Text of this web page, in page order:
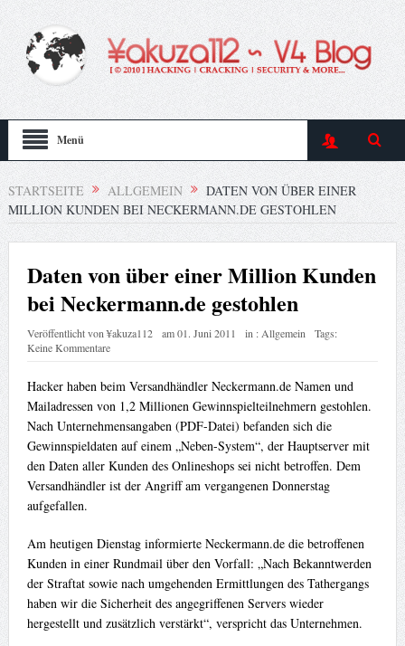
Menü
STARTSEITE ALLGEMEIN
DATEN VON ÜBER EINER
MILLION KUNDEN BEI NECKERMANN.DE GESTOHLEN
Daten von über einer Million Kunden
bei Neckermann.de gestohlen
Veröffentlicht von¥akuza112 am01. Juni 2011 in : Allgemein
Tags:
Keine Kommentare
Hacker haben beim Versandhändler Neckermann.de Namen und
Mailadressen von 1,2 Millionen Gewinnspielteilnehmern gestohlen.
Nach Unternehmensangaben (PDF-Datei) befanden sich die
Gewinnspieldaten auf einem „Neben-System“, der Hauptserver mit
den Daten aller Kunden des Onlineshops sei nicht betroffen. Dem
Versandhändler ist der Angriff am vergangenen Donnerstag
aufgefallen.
Am heutigen Dienstag informierte Neckermann.de die betroffenen
Kunden in einer Rundmail über den Vorfall: „Nach Bekanntwerden
der Straftat sowie nach umgehenden Ermittlungen des Tathergangs
haben wir die Sicherheit des angegriffenen Servers wieder
hergestellt und zusätzlich verstärkt“, verspricht das Unternehmen.